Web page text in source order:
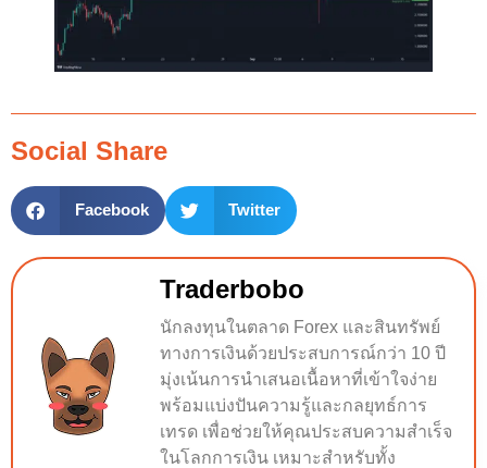
Social Share
Facebook Twitter
Traderbobo
นักลงทุนในตลาด Forex และสินทรัพย์
ทางการเงินด้วยประสบการณ์กว่า 10 ปี
มุ่งเน้นการนำเสนอเนื้อหาที่เข้าใจง่าย
พร้อมแบ่งปันความรู้และกลยุทธ์การ
เทรด เพื่อช่วยให้คุณประสบความสำเร็จ
ในโลกการเงิน เหมาะสำหรับทั้ง